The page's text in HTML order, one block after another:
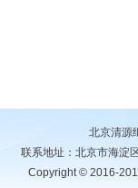
北京清源
联系地址：北京市海淀
Copyright © 2016-